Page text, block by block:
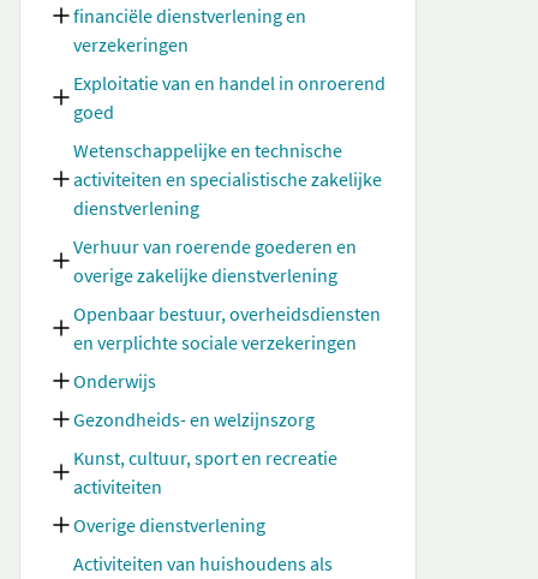
financiële dienstverlening en
verzekeringen
Exploitatie van en handel in onroerend
goed
Wetenschappelijke en technische
activiteiten en specialistische zakelijke
dienstverlening
Verhuur van roerende goederen en
overige zakelijke dienstverlening
Openbaar bestuur, overheidsdiensten
en verplichte sociale verzekeringen
Onderwijs
Gezondheids- en welzijnszorg
Kunst, cultuur, sport en recreatie
activiteiten
Overige dienstverlening
Activiteiten van huishoudens als